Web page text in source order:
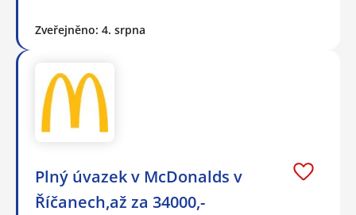
Zveřejněno: 4. srpna
Plný úvazek v McDonalds v
Říčanech,až za 34000,-